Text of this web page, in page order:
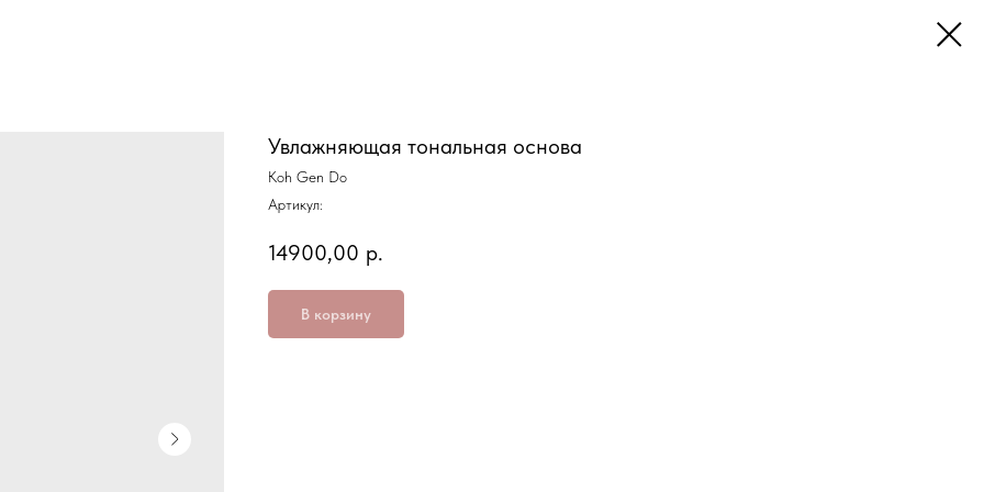
Увлажняющая тональная основа
Koh Gen Do
Артикул:
14900,00 р.
В корзину